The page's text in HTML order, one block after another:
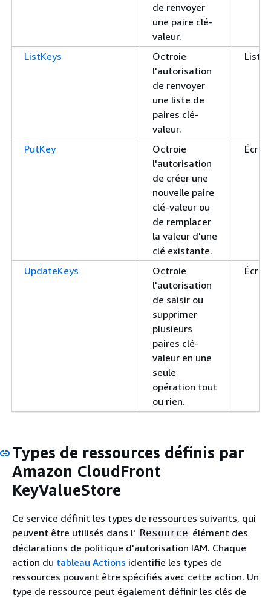
de renvoyer
une paire clé-
valeur.
ListKeys
Octroie
l'autorisation
de renvoyer
une liste de
paires clé-
valeur.
List
PutKey
Octroie
l'autorisation
de créer une
nouvelle paire
clé-valeur ou
de remplacer
la valeur d'une
clé existante.
Écrire
UpdateKeys
Octroie
l'autorisation
de saisir ou
supprimer
plusieurs
paires clé-
valeur en une
seule
opération tout
ou rien.
Écrire
Types de ressources définis par
Amazon CloudFront
KeyValueStore
Ce service définit les types de ressources suivants, qui
peuvent être utilisés dans l' Resource élément des
déclarations de politique d'autorisation IAM. Chaque
action du tableau Actions identifie les types de
ressources pouvant être spécifiés avec cette action. Un
type de ressource peut également définir les clés de